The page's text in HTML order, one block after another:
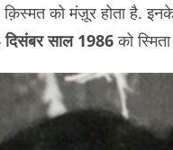
क़िस्मत को मंज़ूर होता है.
दिसंबर साल 1986को